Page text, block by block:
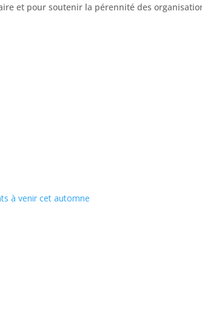
et pour soutenir la pérennité des
à venir cet automne